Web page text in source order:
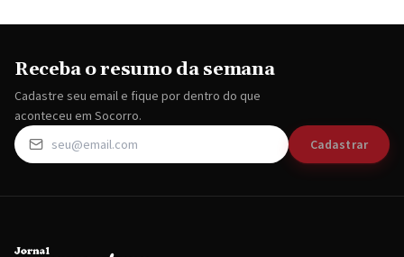
Receba o resumo da semana
Cadastre seu email e fique por dentro do que
aconteceu em Socorro.
Cadastrar